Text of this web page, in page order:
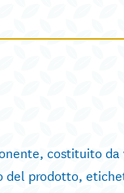
costituito
prodotto,